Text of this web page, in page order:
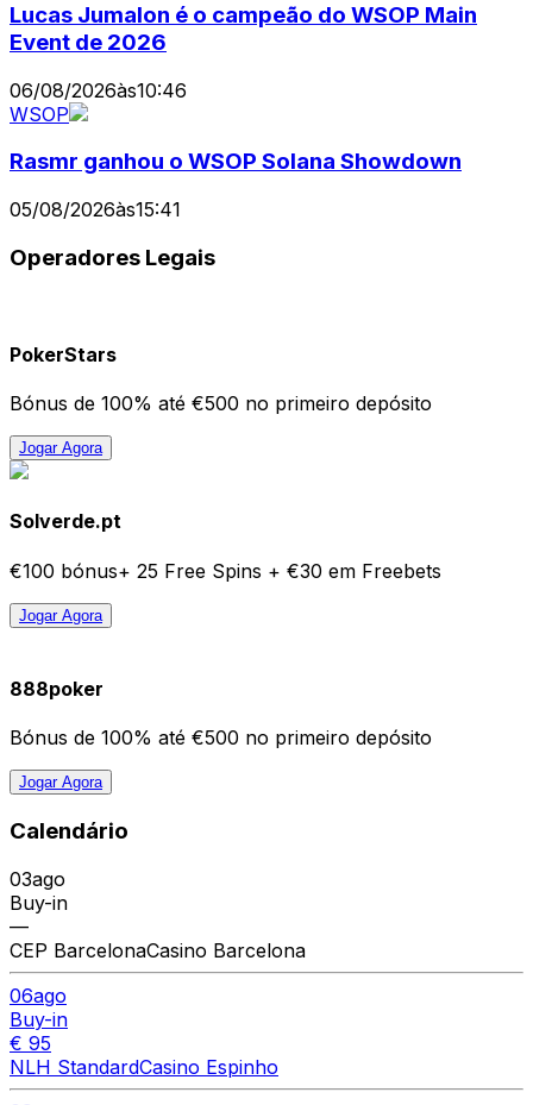
Lucas Jumalon é o campeão do WSOP Main
Event de 2026
06/08/2026às10:46
WSOP
Rasmr ganhou o WSOP Solana Showdown
05/08/2026às15:41
Operadores Legais
PokerStars
Bónus de 100% até €500 no primeiro depósito
Jogar Agora
Solverde.pt
€100 bónus+ 25 Free Spins + €30 em Freebets
Jogar Agora
888poker
Bónus de 100% até €500 no primeiro depósito
Jogar Agora
Calendário
03ago
Buy-in
—
CEP BarcelonaCasino Barcelona
06ago
Buy-in
€ 95
NLH StandardCasino Espinho